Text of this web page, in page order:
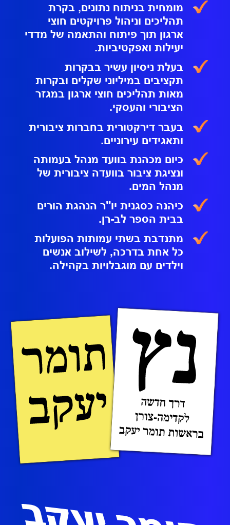
מומחית בניתוח נתונים, בקרת
תהליכים וניהול פרויקטים חוצי
ארגון תוך פיתוח והתאמה של מדדי
יעילות ואפקטיביות.
בעלת ניסיון עשיר בבקרות
תקציבים במיליוני שקלים ובקרות
מאות תהליכים חוצי ארגון במגזר
הציבורי והעסקי.
בעבר דירקטורית בחברות ציבורית
ותאגידים עירוניים.
כיום מכהנת בוועד מנהל בעמותה
ונציגת ציבור בוועדה ציבורית של
מנהל המים.
כיהנה כסגנית יו"ר הנהגת הורים
בבית הספר לב-רן.
מתנדבת בשתי עמותות הפועלות
כל אחת בדרכה, לשילוב אנשים
וילדים עם מוגבלויות בקהילה.